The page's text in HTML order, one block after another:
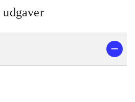
man point, og
så småt at få
Man bliver
tinder i
for at blive